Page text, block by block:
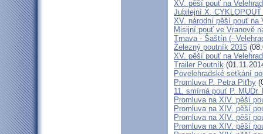
XV. pěší pouť na
Jubilejní X.
XV. národní pěší pouť na
Misijní pouť ve Vranově
Trnava - Šaštín (-
Železný poutník 2015
XV. pěší pouť na
Trailer Poutník
Povelehradské setkání
Promluva P. Petra Piťhy
11. smírná pouť P.
Promluva na XIV. pěší
Promluva na XIV. pěší
Promluva na XIV. pěší
Promluva na XIV. pěší